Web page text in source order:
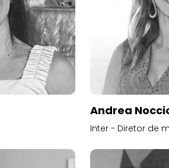
Andrea
Inter - Diretor de